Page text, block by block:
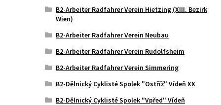
B2-Arbeiter Radfahrer Verein Hietzing (XIII. Bezirk
Wien)
B2-Arbeiter Radfahrer Verein Neubau
B2-Arbeiter Radfahrer Verein Rudolfsheim
B2-Arbeiter Radfahrer Verein Simmering
B2-Dělnický Cyklisté Spolek "Ostříž" Vídeň XX
B2-Dělnický Cyklisté Spolek "Vpřed" Vídeň